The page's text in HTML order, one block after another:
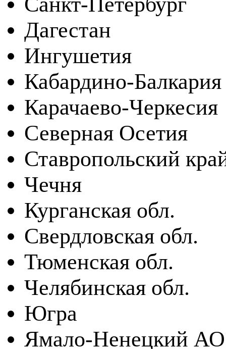
Дагестан
Ингушетия
Кабардино-Балкария
Карачаево-Черкесия
Северная Осетия
Ставропольский
Чечня
Курганская обл.
Свердловская обл.
Тюменская обл.
Челябинская обл.
Югра
Ямало-Ненецкий АО